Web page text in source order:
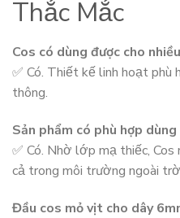
Thắc Mắc
Cos có dùng được cho
✅ Có. Thiết kế linh hoạt phù
thông.
Sản phẩm có phù hợp
✅ Có. Nhờ lớp mạ thiếc,
cả trong môi trường ngoài
Đầu cos mỏ vịt cho dây